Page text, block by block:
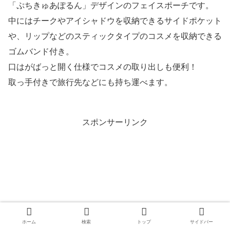
「ぷちきゅあぽるん」デザインのフェイスポーチです。
中にはチークやアイシャドウを収納できるサイドポケット
や、リップなどのスティックタイプのコスメを収納できる
ゴムバンド付き。
口はがばっと開く仕様でコスメの取り出しも便利！
取っ手付きで旅行先などにも持ち運べます。
スポンサーリンク
ホーム 検索 トップ サイドバー